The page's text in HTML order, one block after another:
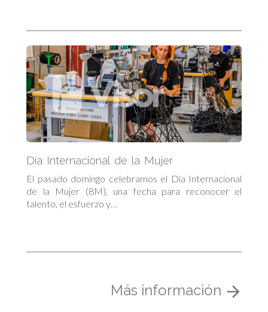
Día Internacional de la Mujer
El pasado domingo celebramos el Día Internacional
de la Mujer (8M), una fecha para reconocer el
talento, el esfuerzo y…
Más información